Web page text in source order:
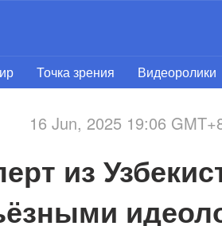
Точка зрения Видеоролики
16 Jun, 2025 19:06
из